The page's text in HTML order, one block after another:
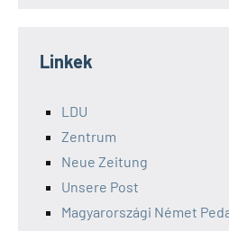
Linkek
LDU
Zentrum
Neue Zeitung
Unsere Post
Magyarországi Német